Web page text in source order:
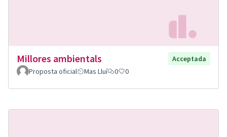
Millores ambientals
Acceptada
Proposta oficial
Mas Lluí 0 0